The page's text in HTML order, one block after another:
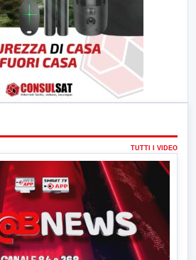
TUTTI I VIDEO